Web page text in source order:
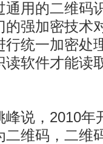
用的二维码
强加密技术
统一加密处
软件才能读
说，2010年
维码，二维